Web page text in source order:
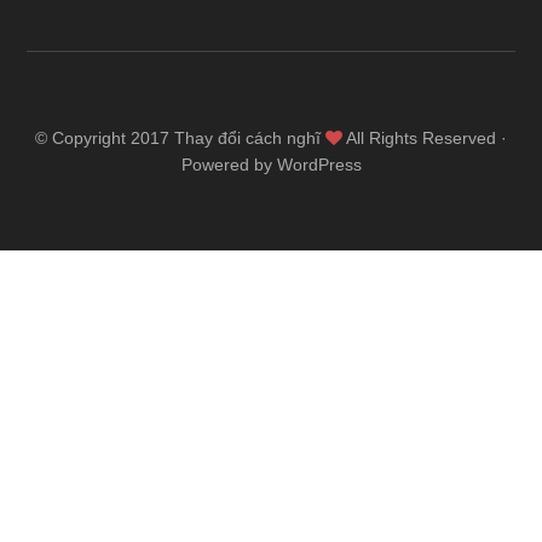
© Copyright 2017 Thay đổi cách nghĩ
All Rights Reserved ·
Powered by WordPress